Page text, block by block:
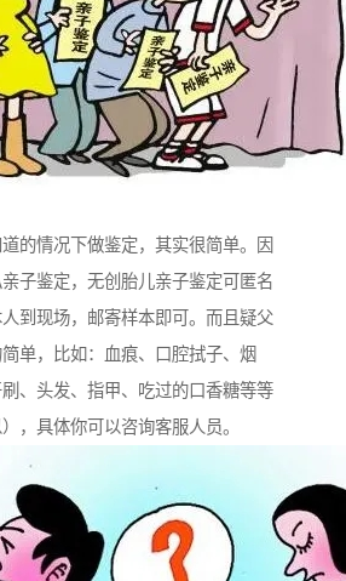
的情况下做鉴定，其实很简单。因
子鉴定，无创胎儿亲子鉴定可匿名
到现场，邮寄样本即可。而且疑父
单，比如：血痕、口腔拭子、烟
、头发、指甲、吃过的口香糖等等
，具体你可以咨询客服人员。